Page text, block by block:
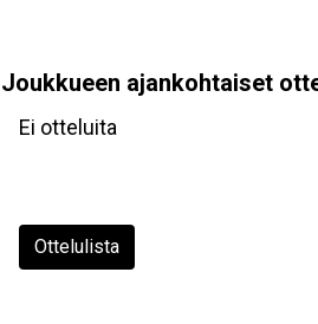
Joukkueen ajankohtaiset
Ei otteluita
Ottelulista